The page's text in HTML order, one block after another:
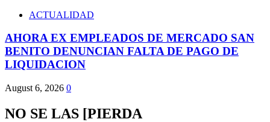
ACTUALIDAD
AHORA EX EMPLEADOS DE MERCADO SAN
BENITO DENUNCIAN FALTA DE PAGO DE
LIQUIDACION
August 6, 2026 0
NO SE LAS [PIERDA